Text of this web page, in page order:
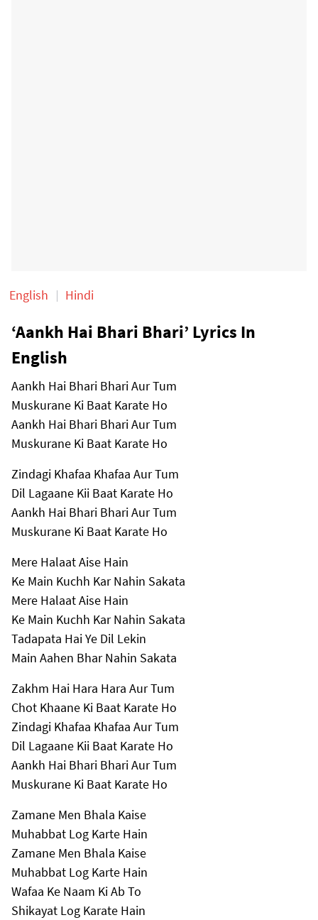
English Hindi
‘Aankh Hai Bhari Bhari’ Lyrics In
English
Aankh Hai Bhari Bhari Aur Tum
Muskurane Ki Baat Karate Ho
Aankh Hai Bhari Bhari Aur Tum
Muskurane Ki Baat Karate Ho
Zindagi Khafaa Khafaa Aur Tum
Dil Lagaane Kii Baat Karate Ho
Aankh Hai Bhari Bhari Aur Tum
Muskurane Ki Baat Karate Ho
Mere Halaat Aise Hain
Ke Main Kuchh Kar Nahin Sakata
Mere Halaat Aise Hain
Ke Main Kuchh Kar Nahin Sakata
Tadapata Hai Ye Dil Lekin
Main Aahen Bhar Nahin Sakata
Zakhm Hai Hara Hara Aur Tum
Chot Khaane Ki Baat Karate Ho
Zindagi Khafaa Khafaa Aur Tum
Dil Lagaane Kii Baat Karate Ho
Aankh Hai Bhari Bhari Aur Tum
Muskurane Ki Baat Karate Ho
Zamane Men Bhala Kaise
Muhabbat Log Karte Hain
Zamane Men Bhala Kaise
Muhabbat Log Karte Hain
Wafaa Ke Naam Ki Ab To
Shikayat Log Karate Hain